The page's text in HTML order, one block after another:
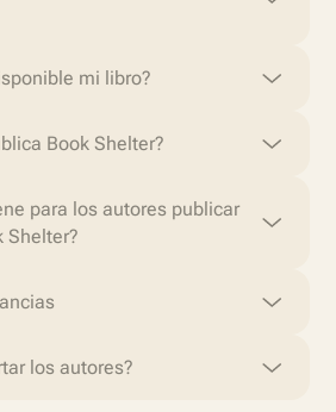
mi libro?
Book Shelter?
para los autores publicar
Shelter?
los autores?